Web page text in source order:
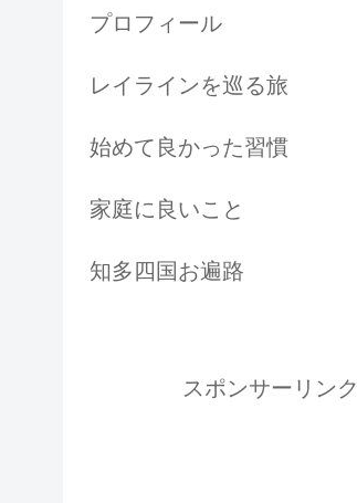
プロフィール
レイラインを巡る旅
始めて良かった習慣
家庭に良いこと
知多四国お遍路
スポンサーリンク